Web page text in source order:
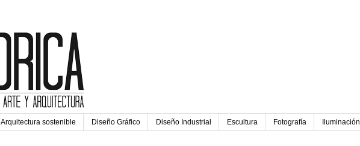
Arquitectura sostenible Diseño Gráfico Diseño Industrial Escultura Fotografía Iluminación